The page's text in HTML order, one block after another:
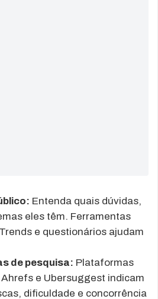
Entenda quais dúvidas,
eles têm. Ferramentas
e questionários ajudam
de pesquisa: Plataformas
e Ubersuggest indicam
dificuldade e concorrência